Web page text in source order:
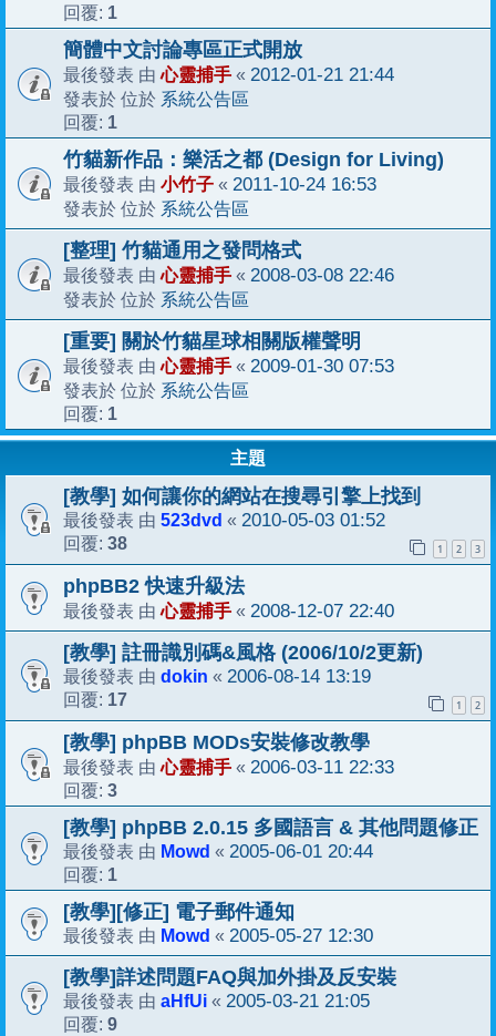
回覆: 1
簡體中文討論專區正式開放
最後發表 由心靈捕手 « 2012-01-21 21:44
發表於 位於 系統公告區
回覆: 1
竹貓新作品：樂活之都 (Design for Living)
最後發表 由 小竹子 « 2011-10-24 16:53
發表於 位於 系統公告區
[整理] 竹貓通用之發問格式
最後發表 由心靈捕手 « 2008-03-08 22:46
發表於 位於 系統公告區
[重要] 關於竹貓星球相關版權聲明
最後發表 由心靈捕手 « 2009-01-30 07:53
發表於 位於 系統公告區
回覆: 1
主題
[教學] 如何讓你的網站在搜尋引擎上找到
最後發表 由 523dvd « 2010-05-03 01:52
回覆: 38 1 2 3
phpBB2 快速升級法
最後發表 由心靈捕手 « 2008-12-07 22:40
[教學] 註冊識別碼&風格 (2006/10/2更新)
最後發表 由 dokin « 2006-08-14 13:19
回覆: 17 1 2
[教學] phpBB MODs安裝修改教學
最後發表 由心靈捕手 « 2006-03-11 22:33
回覆: 3
[教學] phpBB 2.0.15 多國語言 & 其他問題修正
最後發表 由 Mowd « 2005-06-01 20:44
回覆: 1
[教學][修正] 電子郵件通知
最後發表 由 Mowd « 2005-05-27 12:30
[教學]詳述問題FAQ與加外掛及反安裝
最後發表 由 aHfUi « 2005-03-21 21:05
回覆: 9